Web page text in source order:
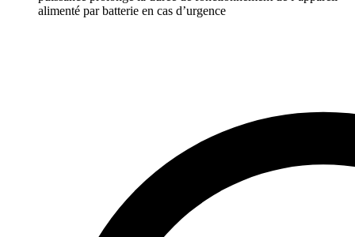
alimenté par batterie en cas d’urgence